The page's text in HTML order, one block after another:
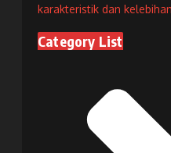
karakteristik dan
Category List